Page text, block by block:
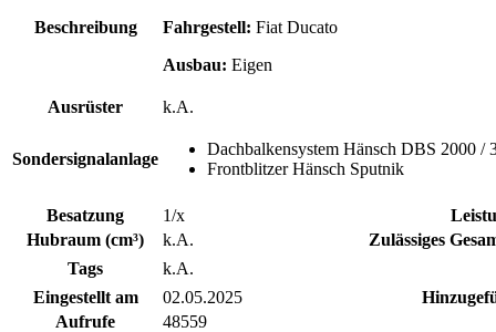
Beschreibung
Fahrgestell: Fiat Ducato
Ausbau: Eigen
Ausrüster k.A.
Sondersignalanlage
Dachbalkensystem Hänsch DBS 2000 /
Frontblitzer Hänsch Sputnik
Besatzung 1/x
Hubraum (cm³)
k.A.
Zulässiges
Tags
k.A.
Eingestellt am
02.05.2025
Aufrufe
48559